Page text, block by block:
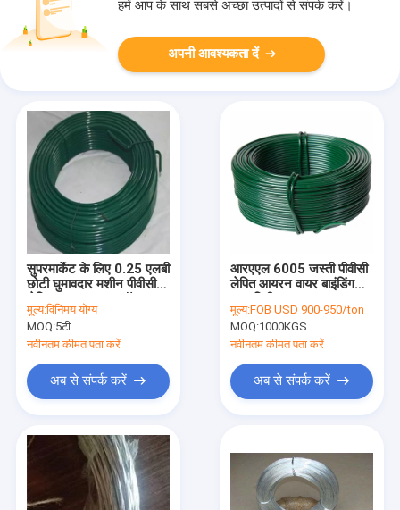
हमें आप के साथ सबसे अच्छा उत्पादों से संपर्क करें।
अपनी आवश्यकता दें
सुपरमार्केट के लिए 0.25 एलबी
छोटी घुमावदार मशीन पीवीसी
लेपित आयरन वायर कॉइल
मूल्य:विनिमय योग्य
MOQ:5टी
नवीनतम कीमत पता करें
अब से संपर्क करें
आरएएल 6005 जस्ती पीवीसी
लेपित आयरन वायर बाइंडिंग
मूल्य:FOB USD 900-950/ton
MOQ:1000KGS
नवीनतम कीमत पता करें
अब से संपर्क करें